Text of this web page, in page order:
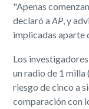
"Apenas
declaró aAP, y
implicadas aparte
Los
un radio de 1 milla
riesgo de cinco a
comparación con